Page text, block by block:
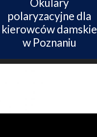
Okulary
polaryzacyjne dla
kierowców damskie
w Poznaniu